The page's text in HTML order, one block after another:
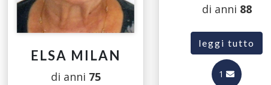
di anni 88
leggi tutto
1
ELSA MILAN
di anni 75